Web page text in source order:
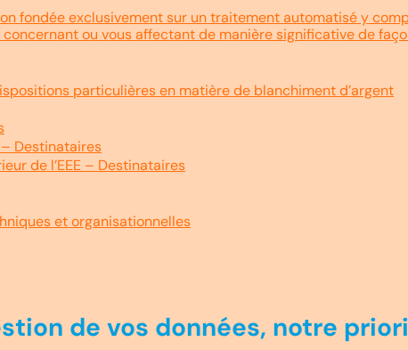
fondée exclusivement sur un traitement automatisé y
concernant ou vous affectant de manière significative de
particulières en matière de blanchiment d’argent
– Destinataires
de l’EEE – Destinataires
et organisationnelles
de vos données, notre